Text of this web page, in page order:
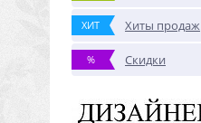
ХИТ Хиты продаж
% Скидки